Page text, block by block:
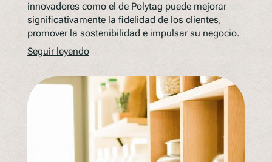
innovadores como el de Polytag puede mejorar
significativamente la fidelidad de los clientes,
promover la sostenibilidad e impulsar su negocio.
Seguir leyendo